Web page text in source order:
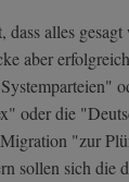
dass alles
aber
oder die
"zur
sollen sich die